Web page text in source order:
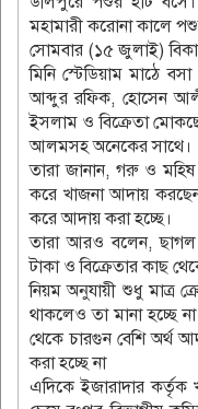
মহামারী করোনা কালে পশুর
সোমবার (১৫ জুলাই)
মিনি স্টেডিয়াম মাঠে
আব্দুর রফিক, হোসেন
ইসলাম ও বিক্রেতা
আলমসহ অনেকের সাথে।
তারা জানান, গরু ও
করে খাজনা আদায়
করে আদায় করা হচ্ছে।
তারা আরও বলেন, ছাগল
টাকা ও বিক্রেতার কাছ
নিয়ম অনুযায়ী শুধু মাত্র
থাকলেও তা মানা হচ্ছে
থেকে চারগুন বেশি অর্থ
করা হচ্ছে না
এদিকে ইজারাদার কর্তৃক